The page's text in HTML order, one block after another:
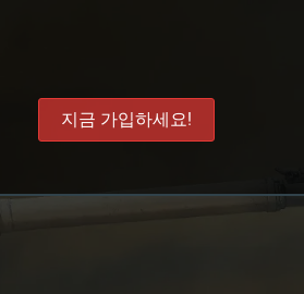
지금 가입하세요!